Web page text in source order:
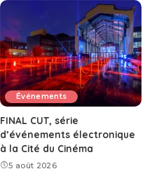
Événements
FINAL CUT, série
d’événements électronique
à la Cité du Cinéma
5 août 2026